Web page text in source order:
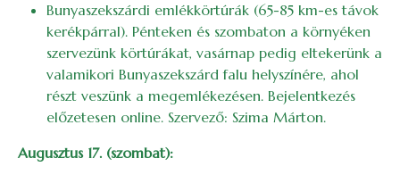
Bunyaszekszárdi emlékkörtúrák (65-85 km-es távok
kerékpárral). Pénteken és szombaton a környéken
szervezünk körtúrákat, vasárnap pedig eltekerünk a
valamikori Bunyaszekszárd falu helyszínére, ahol
részt veszünk a megemlékezésen. Bejelentkezés
előzetesen online. Szervező: Szima Márton.
Augusztus 17. (szombat):